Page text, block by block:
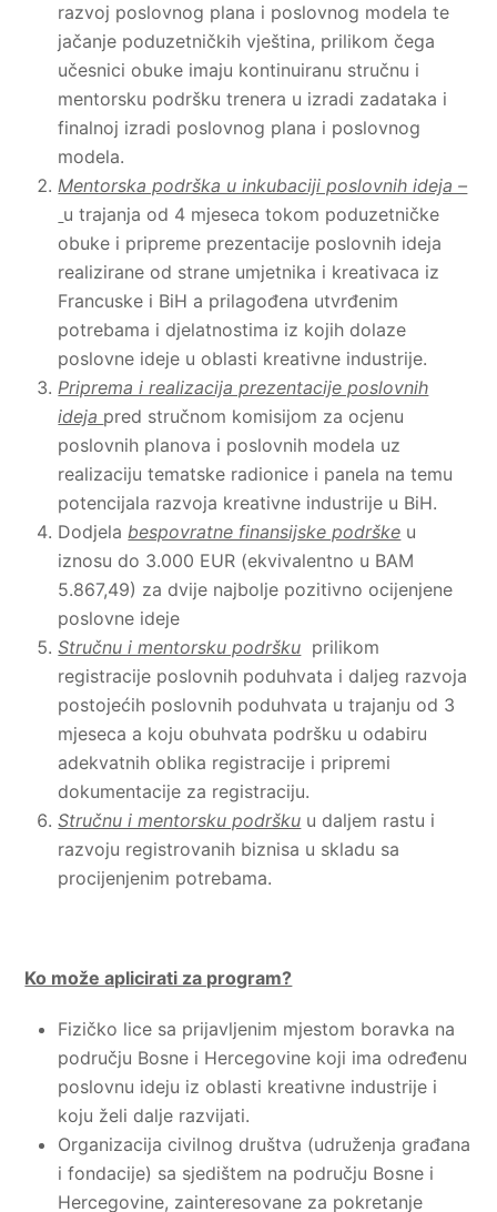
razvoj poslovnog plana i poslovnog modela te
jačanje poduzetničkih vještina, prilikom čega
učesnici obuke imaju kontinuiranu stručnu i
mentorsku podršku trenera u izradi zadataka i
finalnoj izradi poslovnog plana i poslovnog
modela.
Mentorska podrška u inkubaciji poslovnih ideja –
u trajanja od 4 mjeseca tokom poduzetničke
obuke i pripreme prezentacije poslovnih ideja
realizirane od strane umjetnika i kreativaca iz
Francuske i BiH a prilagođena utvrđenim
potrebama i djelatnostima iz kojih dolaze
poslovne ideje u oblasti kreativne industrije.
Priprema i realizacija prezentacije poslovnih
ideja pred stručnom komisijom za ocjenu
poslovnih planova i poslovnih modela uz
realizaciju tematske radionice i panela na temu
potencijala razvoja kreativne industrije u BiH.
Dodjelabespovratne finansijske podrške u
iznosu do 3.000 EUR (ekvivalentno u BAM
5.867,49) za dvije najbolje pozitivno ocijenjene
poslovne ideje
Stručnu i mentorsku podršku prilikom
registracije poslovnih poduhvata i daljeg razvoja
postojećih poslovnih poduhvata u trajanju od 3
mjeseca a koju obuhvata podršku u odabiru
adekvatnih oblika registracije i pripremi
dokumentacije za registraciju.
Stručnu i mentorsku podršku u daljem rastu i
razvoju registrovanih biznisa u skladu sa
procijenjenim potrebama.
Ko može aplicirati za program?
Fizičko lice sa prijavljenim mjestom boravka na
području Bosne i Hercegovine koji ima određenu
poslovnu ideju iz oblasti kreativne industrije i
koju želi dalje razvijati.
Organizacija civilnog društva (udruženja građana
i fondacije) sa sjedištem na području Bosne i
Hercegovine, zainteresovane za pokretanje